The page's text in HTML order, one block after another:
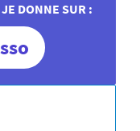
DONNE SUR :